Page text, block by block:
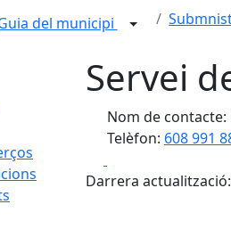
del municipi
Servei
Nom de
Telèfon: 608 991
Darrera